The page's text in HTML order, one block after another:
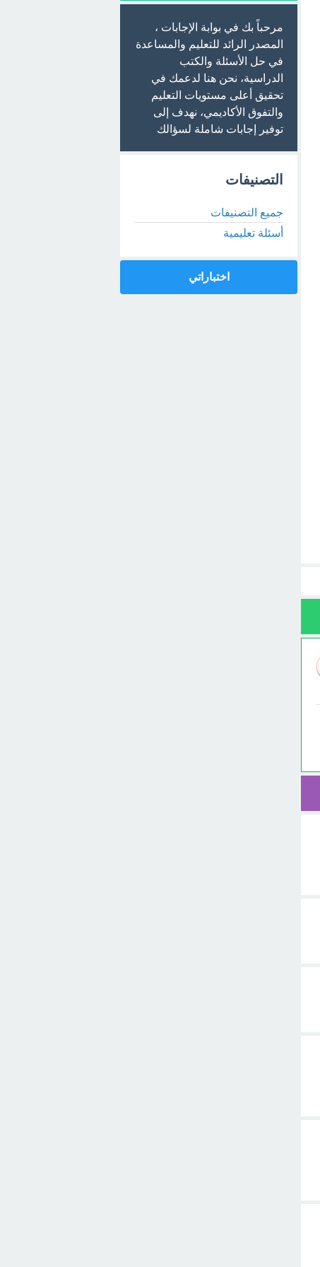
مرحباً بك في بوابة الإجابات ،
المصدر الرائد للتعليم والمساعدة
في حل الأسئلة والكتب
الدراسية، نحن هنا لدعمك في
تحقيق أعلى مستويات التعليم
والتفوق الأكاديمي، نهدف إلى
توفير إجابات شاملة لسؤالك
التصنيفات
جميع التصنيفات
أسئلة تعليمية
اختباراتي